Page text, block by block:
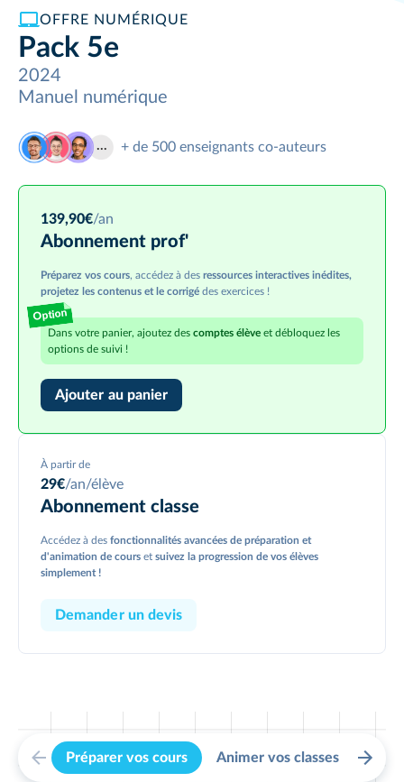
OFFRE NUMÉRIQUE
Pack 5e
2024
Manuel numérique
+ de 500 enseignants co-auteurs
139,90€/an
Abonnement prof'
Préparez vos cours, accédez à des ressources interactives inédites,
projetez les contenus et le corrigé des exercices !
Option
Dans votre panier, ajoutez des comptes élève et débloquez les
options de suivi !
Ajouter au panier
À partir de
29€/an/élève
Abonnement classe
Accédez à des fonctionnalités avancées de préparation et
d'animation de cours et suivez la progression de vos élèves
simplement !
Demander un devis
Préparer vos cours Animer vos classes